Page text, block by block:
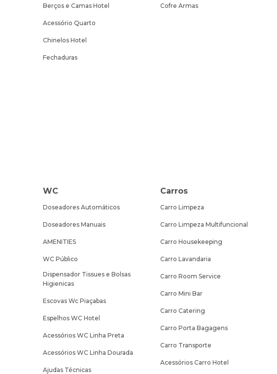
Berços e Camas Hotel
Acessório Quarto
Chinelos Hotel
Fechaduras
Cofre Armas
WC
Doseadores Automáticos
Doseadores Manuais
AMENITIES
WC Público
Dispensador Tissues e Bolsas
Higienicas
Escovas Wc Piaçabas
Espelhos WC Hotel
Acessórios WC Linha Preta
Acessórios WC Linha Dourada
Ajudas Técnicas
Carros
Carro Limpeza
Carro Limpeza Multifuncional
Carro Housekeeping
Carro Lavandaria
Carro Room Service
Carro Mini Bar
Carro Catering
Carro Porta Bagagens
Carro Transporte
Acessórios Carro Hotel